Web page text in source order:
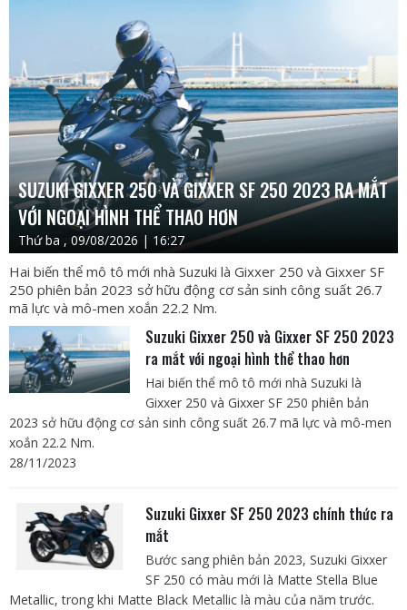
SUZUKI GIXXER 250 VÀ GIXXER SF 250 2023 RA MẮT
VỚI NGOẠI HÌNH THỂ THAO HƠN
Thứ ba , 09/08/2026 | 16:27
Hai biến thể mô tô mới nhà Suzuki là Gixxer 250 và Gixxer SF
250 phiên bản 2023 sở hữu động cơ sản sinh công suất 26.7
mã lực và mô-men xoắn 22.2 Nm.
Suzuki Gixxer 250 và Gixxer SF 250 2023
ra mắt với ngoại hình thể thao hơn
Hai biến thể mô tô mới nhà Suzuki là
Gixxer 250 và Gixxer SF 250 phiên bản
2023 sở hữu động cơ sản sinh công suất 26.7 mã lực và mô-men
xoắn 22.2 Nm.
28/11/2023
Suzuki Gixxer SF 250 2023 chính thức ra
mắt
Bước sang phiên bản 2023, Suzuki Gixxer
SF 250 có màu mới là Matte Stella Blue
Metallic, trong khi Matte Black Metallic là màu của năm trước.